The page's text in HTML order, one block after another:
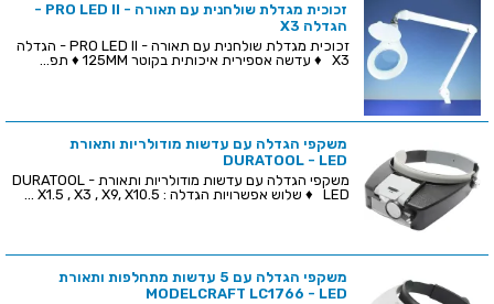
זכוכית מגדלת שולחנית עם תאורה - PRO LED II -
הגדלה X3
זכוכית מגדלת שולחנית עם תאורה - PRO LED II - הגדלה
X3 ♦ עדשה אספירית איכותית בקוטר 125MM ♦ תפ...
משקפי הגדלה עם עדשות מודולריות ותאורת
DURATOOL - LED
משקפי הגדלה עם עדשות מודולריות ותאורת DURATOOL -
LED ♦ שלוש אפשרויות הגדלה : X1.5 , X3 , X9, X10.5 ...
משקפי הגדלה עם 5 עדשות מתחלפות ותאורת
MODELCRAFT LC1766 - LED